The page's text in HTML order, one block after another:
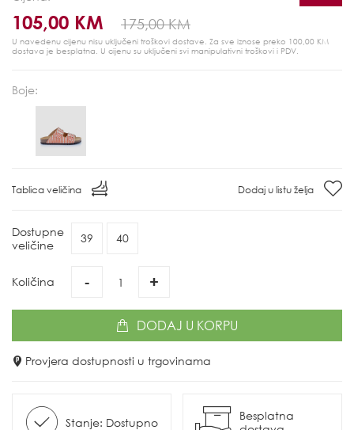
105,00 KM 175,00 KM
U navedenu cijenu nisu uključeni troškovi dostave. Za sve iznose preko 100,00 KM
dostava je besplatna. U cijenu su uključeni svi manipulativni troškovi i PDV.
Boje:
Tablica veličina Dodaj u listu želja
Dostupne
veličine
39 40
Količina - +
DODAJ U KORPU
Provjera dostupnosti u trgovinama
Stanje: Dostupno
Besplatna